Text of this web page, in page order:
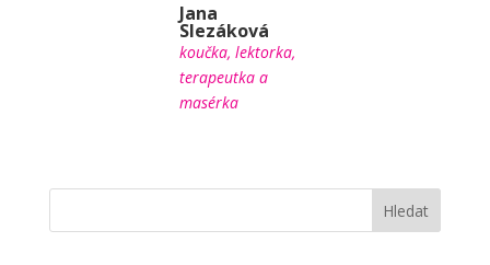
Jana
Slezáková
koučka, lektorka,
terapeutka a
masérka